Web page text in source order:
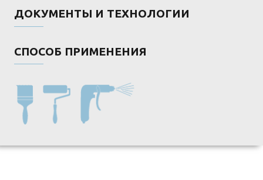
ДОКУМЕНТЫ И ТЕХНОЛОГИИ
СПОСОБ ПРИМЕНЕНИЯ